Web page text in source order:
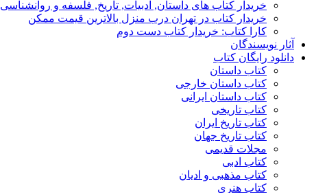
خریدار کتاب های داستان, ادبیات, تاریخ, فلسفه و روانشناسی
خریدار کتاب در تهران درب منزل بالاترین قیمت ممکن
کارا کتاب: خریدار کتاب دست دوم
آثار نویسندگان
دانلود رایگان کتاب
کتاب داستان
کتاب داستان خارجی
کتاب داستان ایرانی
کتاب تاریخی
کتاب تاریخ ایران
کتاب تاریخ جهان
مجلات قدیمی
کتاب ادبی
کتاب مذهبی و ادیان
کتاب هنری